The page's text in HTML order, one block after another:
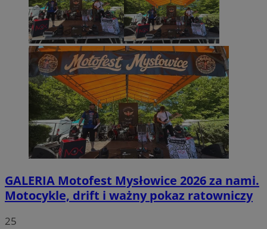
GALERIA Motofest Mysłowice 2026 za nami.
Motocykle, drift i ważny pokaz ratowniczy
25